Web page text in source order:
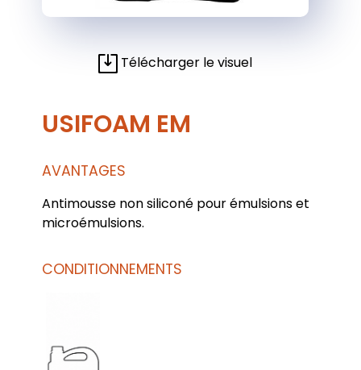
Télécharger le visuel
USIFOAM EM
AVANTAGES
Antimousse non siliconé pour émulsions et
microémulsions.
CONDITIONNEMENTS